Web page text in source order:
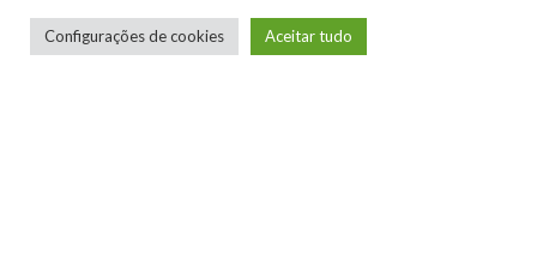
exclusiva.
Configurações de cookies Aceitar tudo